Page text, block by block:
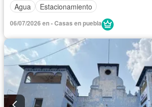
Agua
Estacionamiento
06/07/2026 en - Casas en puebla